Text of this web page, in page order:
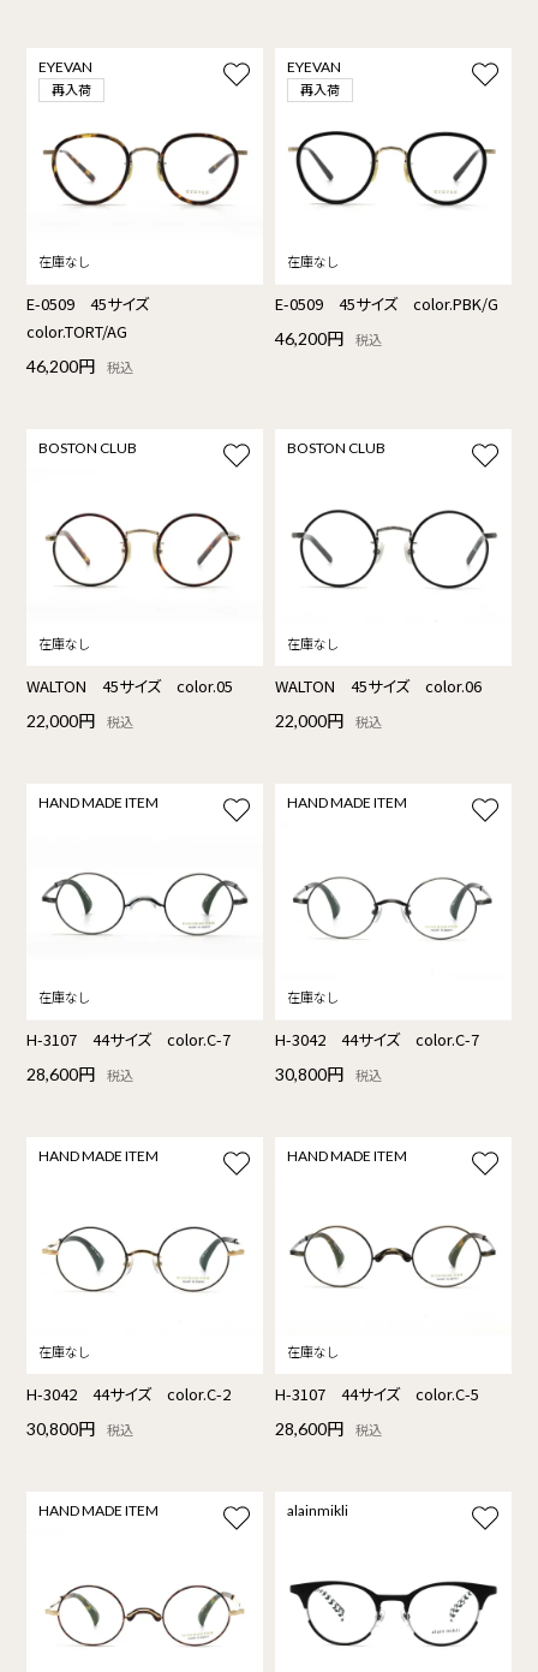
EYEVAN
再入荷
E-0509 45サイズ
color.TORT/AG
46,200円 税込
EYEVAN
再入荷
E-0509 45サイズ color.PBK/G
46,200円 税込
BOSTON CLUB
WALTON 45サイズ color.05
22,000円 税込
BOSTON CLUB
WALTON 45サイズ color.06
22,000円 税込
HAND MADE ITEM
H-3107 44サイズ color.C-7
28,600円 税込
HAND MADE ITEM
H-3042 44サイズ color.C-7
30,800円 税込
HAND MADE ITEM
H-3042 44サイズ color.C-2
30,800円 税込
HAND MADE ITEM
H-3107 44サイズ color.C-5
28,600円 税込
HAND MADE ITEM alainmikli